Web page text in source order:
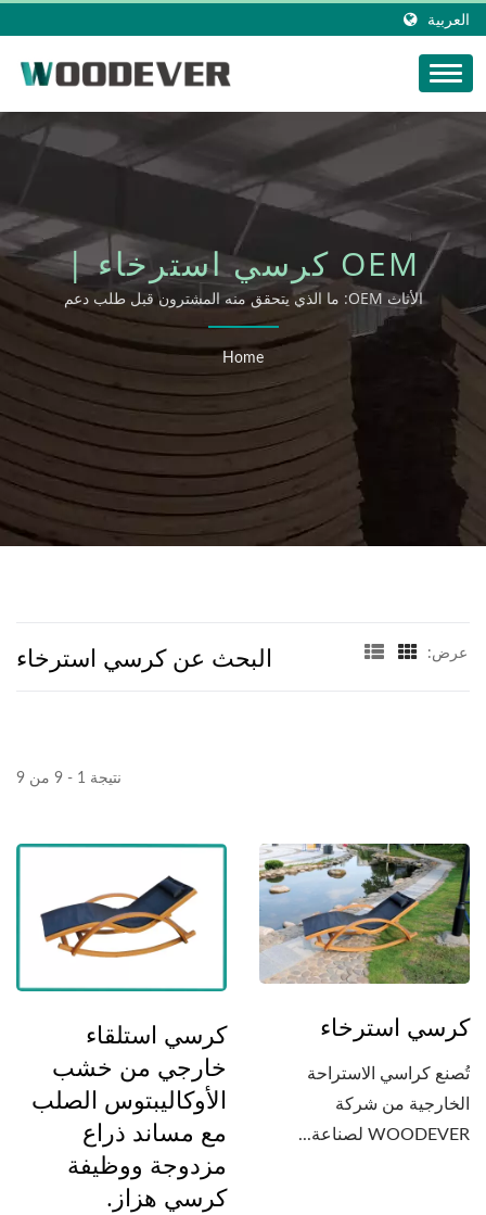
العربية
OEM كرسي استرخاء |
مجموعة WOODEVER
الخارجية
الأثاث OEM: ما الذي يتحقق منه المشترون قبل طلب دعم
OEM/ODM
Home
البحث عن كرسي استرخاء عرض:
نتيجة 1 - 9 من 9
كرسي استرخاء
تُصنع كراسي الاستراحة
الخارجية من شركة
WOODEVER لصناعة...
كرسي استلقاء
خارجي من خشب
الأوكاليبتوس الصلب
مع مساند ذراع
مزدوجة ووظيفة
كرسي هزاز.